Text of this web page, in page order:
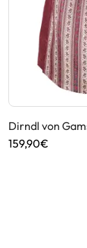
Dirndl von
159,90€